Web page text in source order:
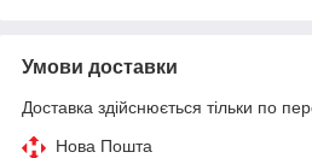
Умови доставки
Доставка здійснюється тільки по
Нова Пошта